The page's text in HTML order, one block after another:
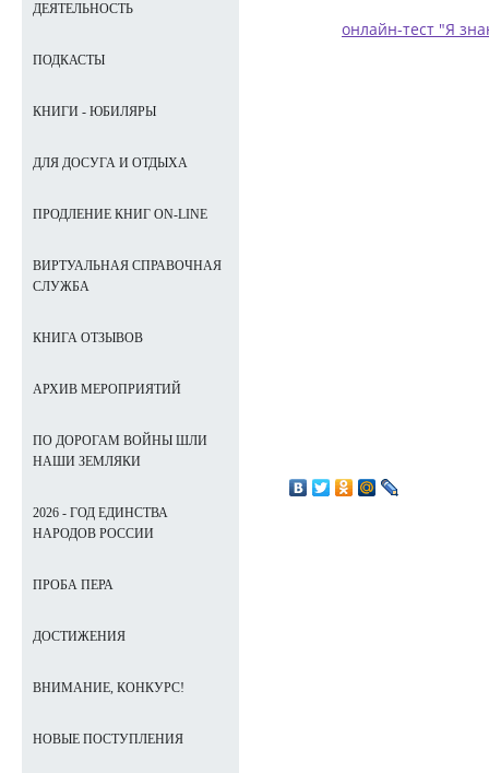
онлайн-тест "Я
ДЕЯТЕЛЬНОСТЬ
ПОДКАСТЫ
КНИГИ - ЮБИЛЯРЫ
ДЛЯ ДОСУГА И ОТДЫХА
ПРОДЛЕНИЕ КНИГ ON-LINE
ВИРТУАЛЬНАЯ СПРАВОЧНАЯ
СЛУЖБА
КНИГА ОТЗЫВОВ
АРХИВ МЕРОПРИЯТИЙ
ПО ДОРОГАМ ВОЙНЫ ШЛИ
НАШИ ЗЕМЛЯКИ
2026 - ГОД ЕДИНСТВА
НАРОДОВ РОССИИ
ПРОБА ПЕРА
ДОСТИЖЕНИЯ
ВНИМАНИЕ, КОНКУРС!
НОВЫЕ ПОСТУПЛЕНИЯ